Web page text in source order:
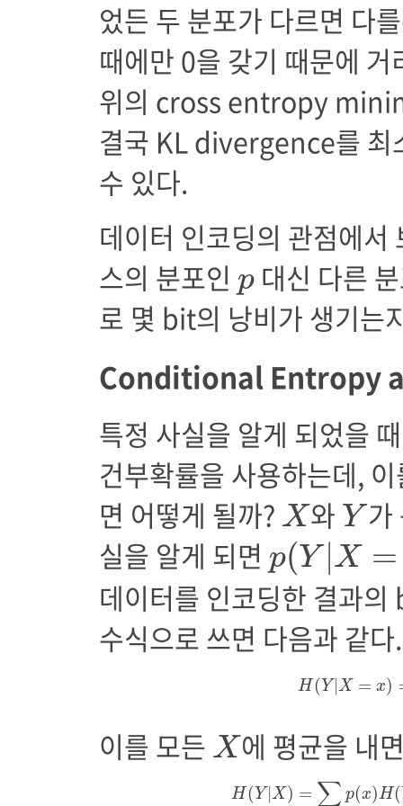
었든 두 분포가 다르면 다
때에만 0을 갖기 때문에
위의 cross entropy
결국 KL divergence를 최
수 있다.
데이터 인코딩의 관점에
스의 분포인 p
p 대신 다른
로 몇 bit의 낭비가 생기는
Conditional Entropy
특정 사실을 알게 되었을
건부확률을 사용하는데,
면 어떻게 될까? X
X 와 Y
Y가
실을 알게 되면 p(Y| X =
p(Y|X=x)
데이터를 인코딩한 결과
수식으로 쓰면 다음과 같다.
H(Y|X = x)
H (Y| )
이를 모든 X
X 에 평균을
H(Y|X) = ∑ p(x)H(
H(Y|X )=∑ p(x) H( Y| X=